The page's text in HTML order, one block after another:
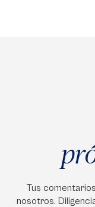
Tus
nosotros.